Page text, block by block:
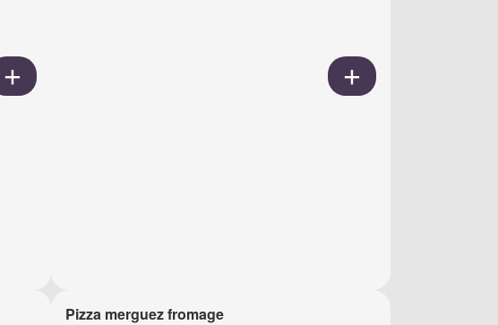
Pizza merguez fromage